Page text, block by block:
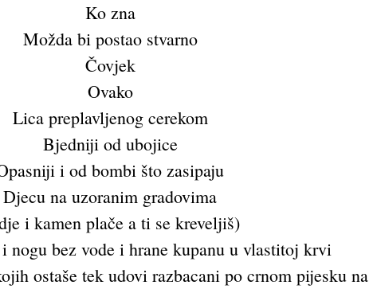
Ko zna
Možda bi postao stvarno
Čovjek
Ovako
Lica preplavljenog cerekom
Bjedniji od ubojice
i od bombi što zasipaju
Djecu na uzoranim gradovima
i kamen plače a ti se kreveljiš)
nogu bez vode i hrane kupanu u vlastitoj krvi
ostaše tek udovi razbacani po crnom pijesku na